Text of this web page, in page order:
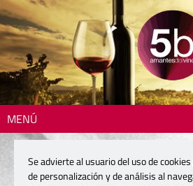
MENÚ
Se advierte al usuario del uso de
de personalización y de análisis al